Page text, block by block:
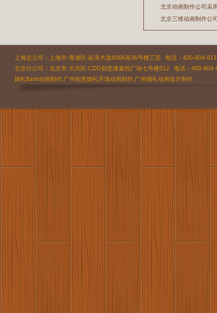
2026/02/28
北京动画制作公司采
2026/02/24
北京三维动画制作公
2026/02/09
上海总公司：上海市-青浦区-崧泽大道6066弄36号楼三层 电话：400-804-
北京分公司：北京市-大兴区-CDD创意港嘉悦广场七号楼512 电话：400-
婚礼flash动画制作,广州创意婚礼开场动画制作,广州婚礼动画短片制作